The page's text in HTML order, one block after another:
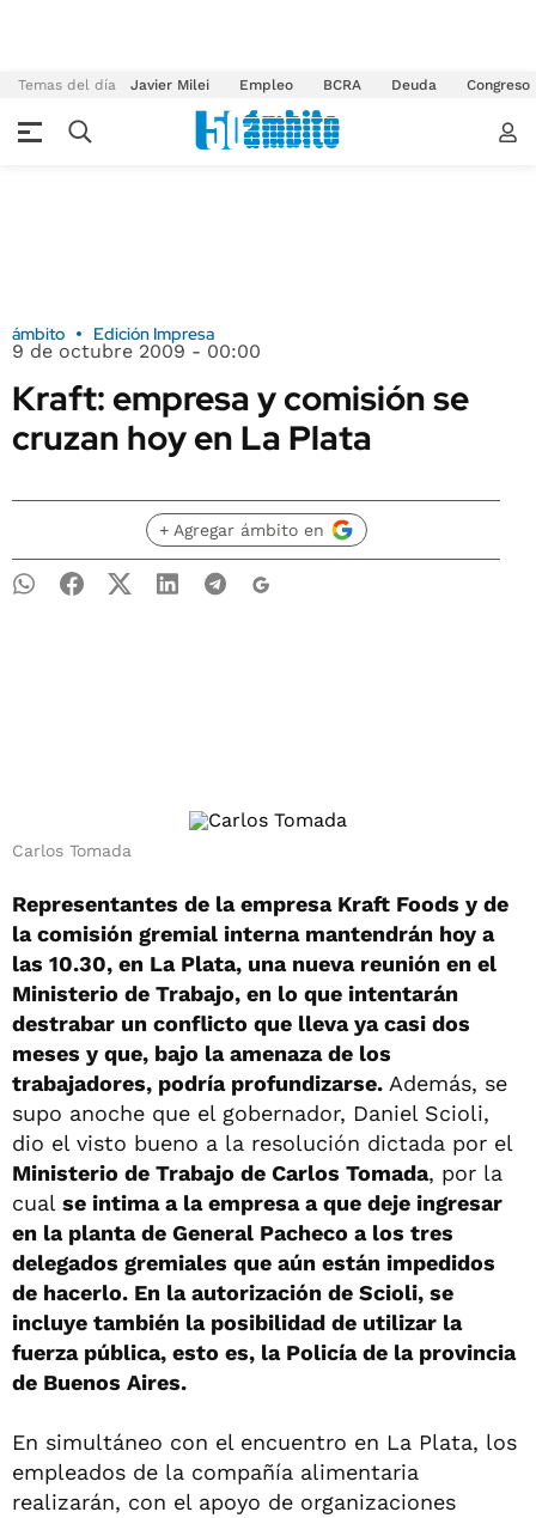
Temas del día Javier Milei Empleo BCRA Deuda Congreso
ámbito Edición Impresa
9 de octubre 2009 - 00:00
Kraft: empresa y comisión se
cruzan hoy en La Plata
+ Agregar ámbito en
Carlos Tomada
Representantes de la empresa Kraft Foods y de
la comisión gremial interna mantendrán hoy a
las 10.30, en La Plata, una nueva reunión en el
Ministerio de Trabajo, en lo que intentarán
destrabar un conflicto que lleva ya casi dos
meses y que, bajo la amenaza de los
trabajadores, podría profundizarse. Además, se
supo anoche que el gobernador, Daniel Scioli,
dio el visto bueno a la resolución dictada por el
Ministerio de Trabajo de Carlos Tomada, por la
cual se intima a la empresa a que deje ingresar
en la planta de General Pacheco a los tres
delegados gremiales que aún están impedidos
de hacerlo. En la autorización de Scioli, se
incluye también la posibilidad de utilizar la
fuerza pública, esto es, la Policía de la provincia
de Buenos Aires.
En simultáneo con el encuentro en La Plata, los
empleados de la compañía alimentaria
realizarán, con el apoyo de organizaciones